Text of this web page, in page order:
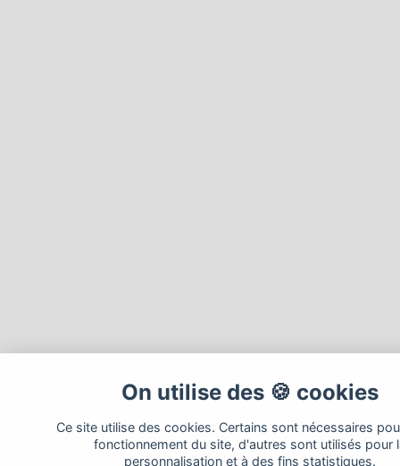
On utilise des 🍪 cookies
Ce site utilise des cookies. Certains sont nécessaires
fonctionnement du site, d'autres sont utilisés pour
personnalisation et à des fins statistiques.